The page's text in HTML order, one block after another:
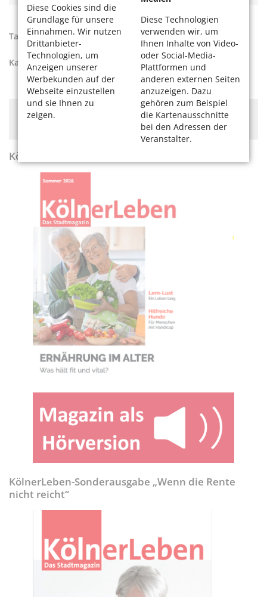
Diese Cookies sind die
Grundlage für unsere
Einnahmen. Wir nutzen
Drittanbieter-
Technologien, um
Anzeigen unserer
Werbekunden auf der
Webseite einzustellen
und sie Ihnen zu
zeigen.
Diese Technologien
verwenden wir, um
Ihnen Inhalte von Video-
oder Social-Media-
Plattformen und
anderen externen Seiten
anzuzeigen. Dazu
gehören zum Beispiel
die Kartenausschnitte
bei den Adressen der
Veranstalter.
Tags: Pflege , pflegende Angehörige
Kategorien: Aktiv werden Pflege , Ratgeber
Hier könnte Werbung stehen, mit der wir uns
finanzieren. Bitte akzeptieren Sie dieCookie-Meldung
KölnerLeben Sommer 2026
KölnerLeben-Sonderausgabe „Wenn die Rente
nicht reicht“